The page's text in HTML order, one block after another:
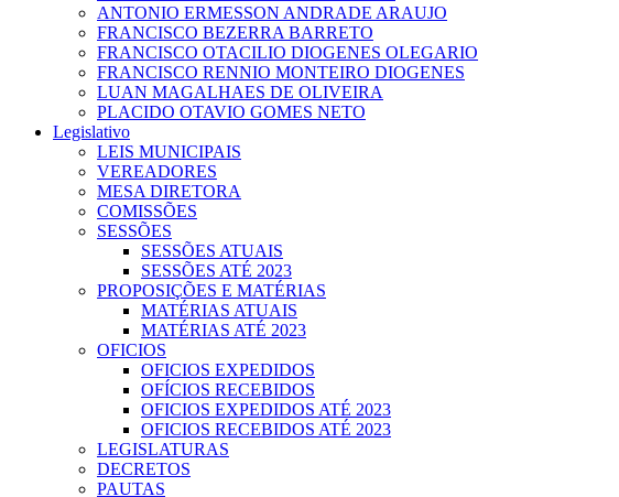
ANTONIO ERMESSON ANDRADE ARAUJO
FRANCISCO BEZERRA BARRETO
FRANCISCO OTACILIO DIOGENES OLEGARIO
FRANCISCO RENNIO MONTEIRO DIOGENES
LUAN MAGALHAES DE OLIVEIRA
PLACIDO OTAVIO GOMES NETO
Legislativo
LEIS MUNICIPAIS
VEREADORES
MESA DIRETORA
COMISSÕES
SESSÕES
SESSÕES ATUAIS
SESSÕES ATÉ 2023
PROPOSIÇÕES E MATÉRIAS
MATÉRIAS ATUAIS
MATÉRIAS ATÉ 2023
OFICIOS
OFICIOS EXPEDIDOS
OFÍCIOS RECEBIDOS
OFICIOS EXPEDIDOS ATÉ 2023
OFICIOS RECEBIDOS ATÉ 2023
LEGISLATURAS
DECRETOS
PAUTAS